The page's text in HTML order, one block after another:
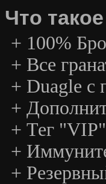
Что такое
+ 100%
+ Все
+ Duagle с
+
+ Тег "VIP"
+
+